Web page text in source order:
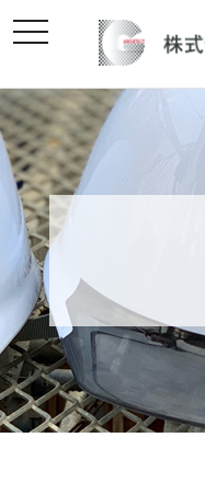
toggle
navigation